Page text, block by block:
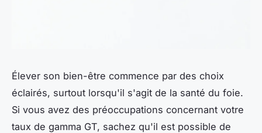
Élever son bien-être commence par des choix
éclairés, surtout lorsqu'il s'agit de la santé du foie.
Si vous avez des préoccupations concernant votre
taux de gamma GT, sachez qu'il est possible de